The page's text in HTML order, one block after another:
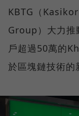
KBTG（
Group）大力推
戶超過50萬的
於區塊鏈技術的